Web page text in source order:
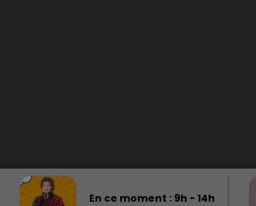
En ce moment : 9h - 14h